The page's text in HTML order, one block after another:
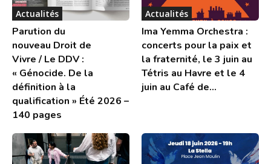
Actualités
Parution du
nouveau Droit de
Vivre / Le DDV :
« Génocide. De la
définition à la
qualification » Été 2026 –
140 pages
Actualités
Ima Yemma Orchestra :
concerts pour la paix et
la fraternité, le 3 juin au
Tétris au Havre et le 4
juin au Café de...